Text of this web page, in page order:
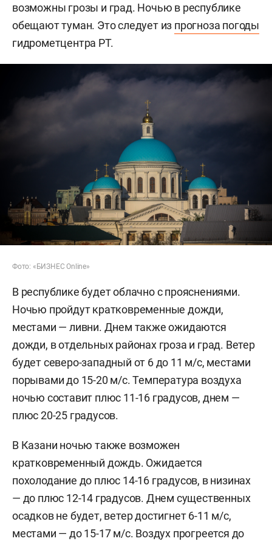
возможны грозы и град. Ночью в республике
обещают туман. Это следует из прогноза погоды
гидрометцентра РТ.
Фото: «БИЗНЕС Online»
В республике будет облачно с прояснениями.
Ночью пройдут кратковременные дожди,
местами — ливни. Днем также ожидаются
дожди, в отдельных районах гроза и град. Ветер
будет северо-западный от 6 до 11 м/с, местами
порывами до 15-20 м/с. Температура воздуха
ночью составит плюс 11-16 градусов, днем —
плюс 20-25 градусов.
В Казани ночью также возможен
кратковременный дождь. Ожидается
похолодание до плюс 14-16 градусов, в низинах
— до плюс 12-14 градусов. Днем существенных
осадков не будет, ветер достигнет 6-11 м/c,
местами — до 15-17 м/с. Воздух прогреется до